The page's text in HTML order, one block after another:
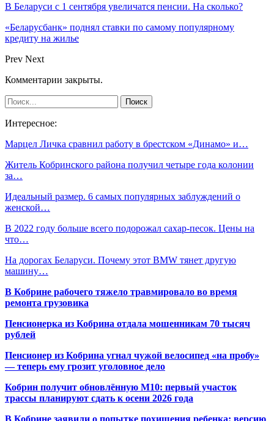
В Беларуси с 1 сентября увеличатся пенсии. На сколько?
«Беларусбанк» поднял ставки по самому популярному
кредиту на жилье
Prev Next
Комментарии закрыты.
Интересное:
Марцел Личка сравнил работу в брестском «Динамо» и…
Житель Кобринского района получил четыре года колонии
за…
Идеальный размер. 6 самых популярных заблуждений о
женской…
В 2022 году больше всего подорожал сахар-песок. Цены на
что…
На дорогах Беларуси. Почему этот BMW тянет другую
машину…
В Кобрине рабочего тяжело травмировало во время
ремонта грузовика
Пенсионерка из Кобрина отдала мошенникам 70 тысяч
рублей
Пенсионер из Кобрина угнал чужой велосипед «на пробу»
— теперь ему грозит уголовное дело
Кобрин получит обновлённую М10: первый участок
трассы планируют сдать к осени 2026 года
В Кобрине заявили о попытке похищения ребенка: версию